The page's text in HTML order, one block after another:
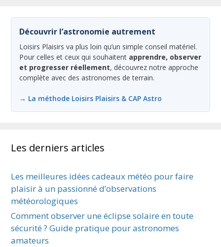
Découvrir l’astronomie autrement
Loisirs Plaisirs va plus loin qu’un simple conseil matériel.
Pour celles et ceux qui souhaitent apprendre, observer
et progresser réellement, découvrez notre approche
complète avec des astronomes de terrain.
→ La méthode Loisirs Plaisirs & CAP Astro
Les derniers articles
Les meilleures idées cadeaux météo pour faire
plaisir à un passionné d’observations
météorologiques
Comment observer une éclipse solaire en toute
sécurité ? Guide pratique pour astronomes
amateurs